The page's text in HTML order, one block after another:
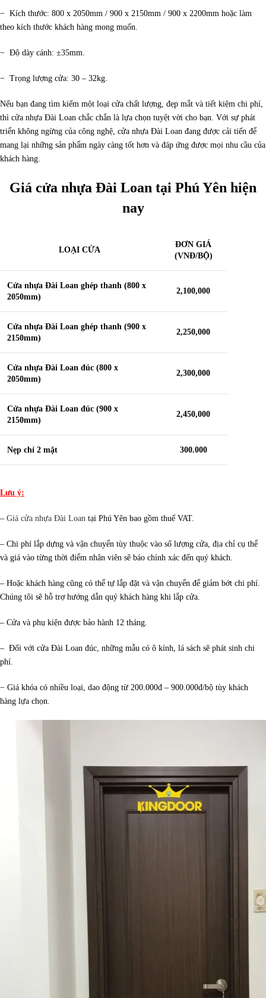
− Kích thước: 800 x 2050mm / 900 x 2150mm / 900 x 2200mm hoặc làm
theo kích thước khách hàng mong muốn.
− Độ dày cánh: ±35mm.
− Trọng lượng cửa: 30 – 32kg.
Nếu bạn đang tìm kiếm một loại cửa chất lượng, đẹp mắt và tiết kiệm chi phí,
thì cửa nhựa Đài Loan chắc chắn là lựa chọn tuyệt vời cho bạn. Với sự phát
triển không ngừng của công nghệ, cửa nhựa Đài Loan đang được cải tiến để
mang lại những sản phẩm ngày càng tốt hơn và đáp ứng được mọi nhu cầu của
khách hàng.
Giá cửa nhựa Đài Loan tại Phú Yên hiện
nay
LOẠI CỬA
ĐƠN GIÁ
(VNĐ/BỘ)
Cửa nhựa Đài Loan ghép thanh (800 x
2050mm)
2,100,000
Cửa nhựa Đài Loan ghép thanh (900 x
2150mm)
2,250,000
Cửa nhựa Đài Loan đúc (800 x
2050mm)
2,300,000
Cửa nhựa Đài Loan đúc (900 x
2150mm)
2,450,000
Nẹp chỉ 2 mặt 300.000
Lưu ý:
– Giá cửa nhựa Đài Loan tại Phú Yên bao gồm thuế VAT.
– Chi phí lắp dựng và vận chuyển tùy thuộc vào số lượng cửa, địa chỉ cụ thể
và giá vào từng thời điểm nhân viên sẽ báo chính xác đến quý khách.
– Hoặc khách hàng cũng có thể tự lắp đặt và vận chuyển để giảm bớt chi phí.
Chúng tôi sẽ hỗ trợ hướng dẫn quý khách hàng khi lắp cửa.
– Cửa và phụ kiện được bảo hành 12 tháng.
– Đối với cửa Đài Loan đúc, những mẫu có ô kính, lá sách sẽ phát sinh chi
phí.
− Giá khóa có nhiều loại, dao động từ 200.000đ – 900.000đ/bộ tùy khách
hàng lựa chọn.